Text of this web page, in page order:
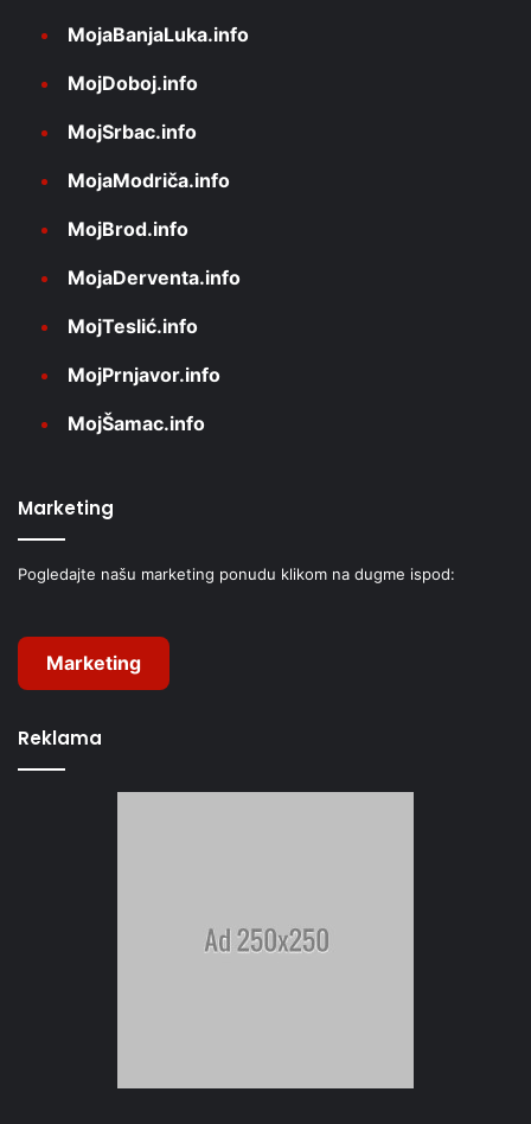
MojaBanjaLuka.info
MojDoboj.info
MojSrbac.info
MojaModriča.info
MojBrod.info
MojaDerventa.info
MojTeslić.info
MojPrnjavor.info
MojŠamac.info
Marketing
Pogledajte našu marketing ponudu klikom na dugme ispod:
Marketing
Reklama